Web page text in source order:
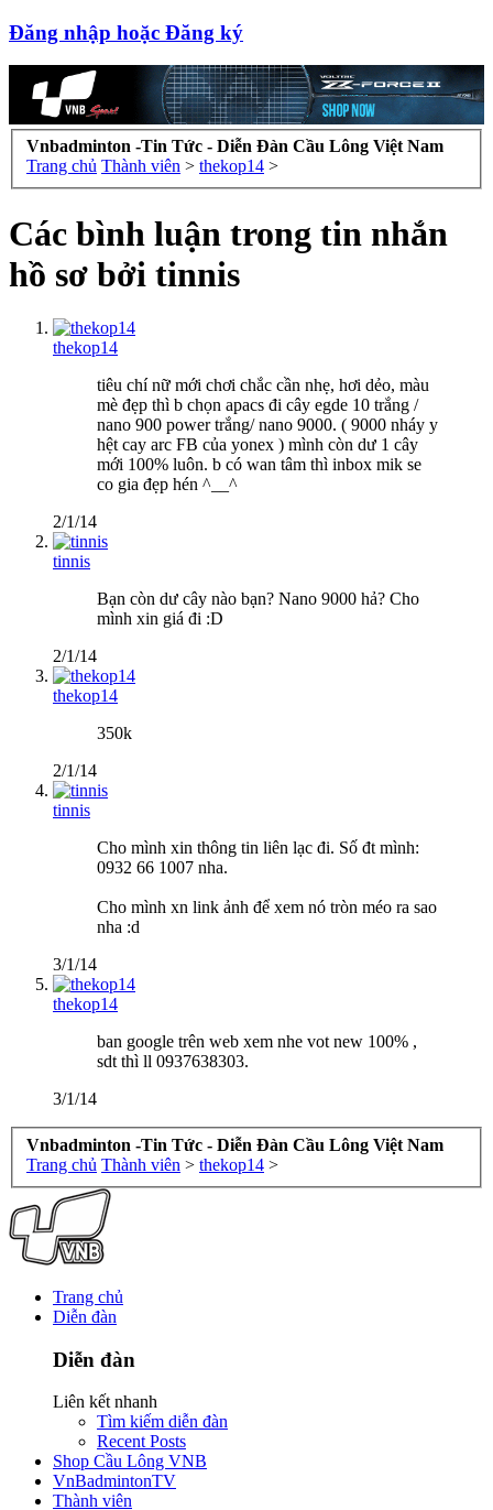
Đăng nhập hoặc Đăng ký
Vnbadminton -Tin Tức - Diễn Đàn Cầu Lông Việt Nam
Trang chủ Thành viên > thekop14 >
Các bình luận trong tin nhắn
hồ sơ bởi tinnis
thekop14
tiêu chí nữ mới chơi chắc cần nhẹ, hơi dẻo, màu
mè đẹp thì b chọn apacs đi cây egde 10 trắng /
nano 900 power trắng/ nano 9000. ( 9000 nháy y
hệt cay arc FB của yonex ) mình còn dư 1 cây
mới 100% luôn. b có wan tâm thì inbox mik se
co gia đẹp hén ^__^
2/1/14
tinnis
Bạn còn dư cây nào bạn? Nano 9000 hả? Cho
mình xin giá đi :D
2/1/14
thekop14
350k
2/1/14
tinnis
Cho mình xin thông tin liên lạc đi. Số đt mình:
0932 66 1007 nha.
Cho mình xn link ảnh để xem nó tròn méo ra sao
nha :d
3/1/14
thekop14
ban google trên web xem nhe vot new 100% ,
sdt thì ll 0937638303.
3/1/14
Vnbadminton -Tin Tức - Diễn Đàn Cầu Lông Việt Nam
Trang chủ Thành viên > thekop14 >
Trang chủ
Diễn đàn
Diễn đàn
Liên kết nhanh
Tìm kiếm diễn đàn
Recent Posts
Shop Cầu Lông VNB
VnBadmintonTV
Thành viên